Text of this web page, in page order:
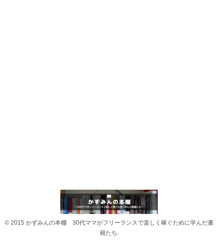
© 2015 かずみんの本棚 30代ママがフリーランスで楽しく稼ぐために学んだ書
籍たち.